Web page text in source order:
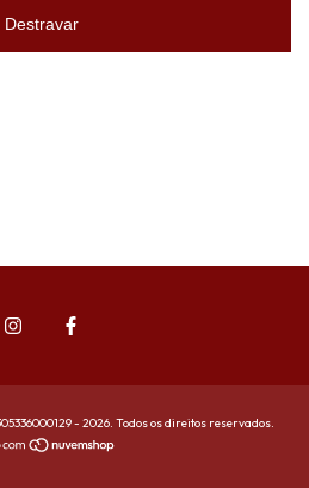
Destravar
- 2026. Todos os direitos reservados.